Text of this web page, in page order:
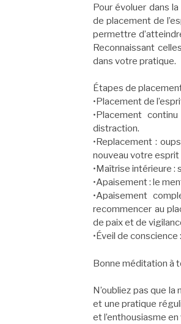
Pour évoluer dans
de placement de
permettre
Reconnaissant
dans votre pratique.
Étapes de
•Placement de
•Placement
distraction.
•Replacement :
nouveau votre esprit
•Maîtrise intérieure :
•Apaisement : le
•Apaisement
recommencer au
de paix et de
•Éveil de
Bonne méditation à
N’oubliez pas que
et une pratique
et l’enthousiasme